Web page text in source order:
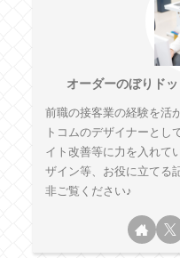
オーダーのぼりド
前職の接客業の経験を活
トコムのデザイナーとし
イト改善等に力を入れて
ザイン等、お役に立てる
非ご覧ください♪